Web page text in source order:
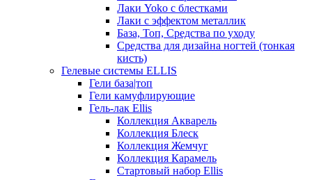
Лаки Yoko с блестками
Лаки с эффектом металлик
База, Топ, Средства по уходу
Средства для дизайна ногтей (тонкая
кисть)
Гелевые системы ELLIS
Гели база|топ
Гели камуфлирующие
Гель-лак Ellis
Коллекция Акварель
Коллекция Блеск
Коллекция Жемчуг
Коллекция Карамель
Стартовый набор Ellis